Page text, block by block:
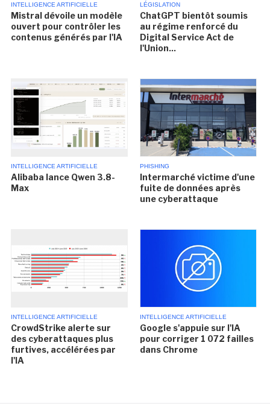
INTELLIGENCE ARTIFICIELLE
Mistral dévoile un modèle
ouvert pour contrôler les
contenus générés par l'IA
LÉGISLATION
ChatGPT bientôt soumis
au régime renforcé du
Digital Service Act de
l'Union...
INTELLIGENCE ARTIFICIELLE
Alibaba lance Qwen 3.8-
Max
PHISHING
Intermarché victime d'une
fuite de données après
une cyberattaque
INTELLIGENCE ARTIFICIELLE
CrowdStrike alerte sur
des cyberattaques plus
furtives, accélérées par
l'IA
INTELLIGENCE ARTIFICIELLE
Google s'appuie sur l'IA
pour corriger 1 072 failles
dans Chrome